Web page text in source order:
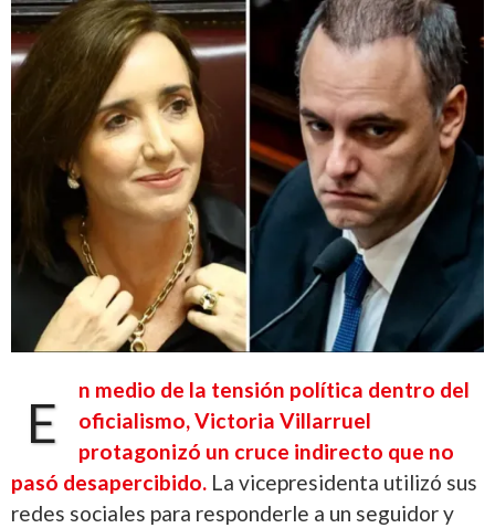
E
n medio de la tensión política dentro del
oficialismo, Victoria Villarruel
protagonizó un cruce indirecto que no
pasó desapercibido. La vicepresidenta utilizó sus
redes sociales para responderle a un seguidor y